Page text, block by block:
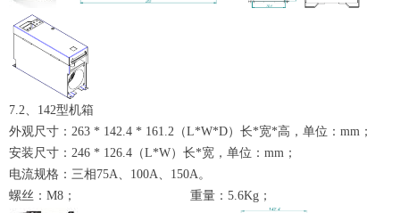
7.2、142型机箱
外观尺寸：263 * 142.4 * 161.2（L*W*D）长*宽*高，单位：mm；
安装尺寸：246 * 126.4（L*W）长*宽，单位：mm；
电流规格： 三相 75A、100A、150A。
螺丝：M8；
重量：5.6Kg；